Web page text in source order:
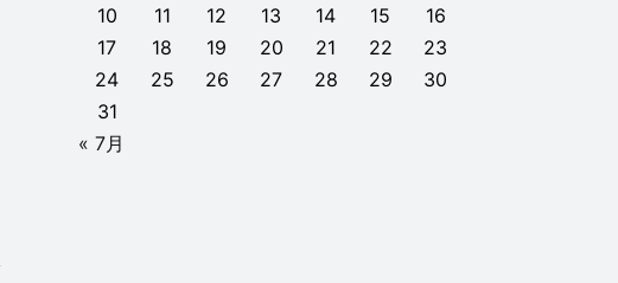
10
11 12 13 14 15
16
17
18 19 20 21 22
23
24
25 26 27 28 29
30
31
« 7月